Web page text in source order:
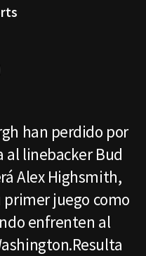
han perdido por
al linebacker Bud
Alex Highsmith,
juego como
enfrenten al